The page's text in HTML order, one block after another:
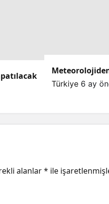
Türkiye 6 ay
alanlar* ile